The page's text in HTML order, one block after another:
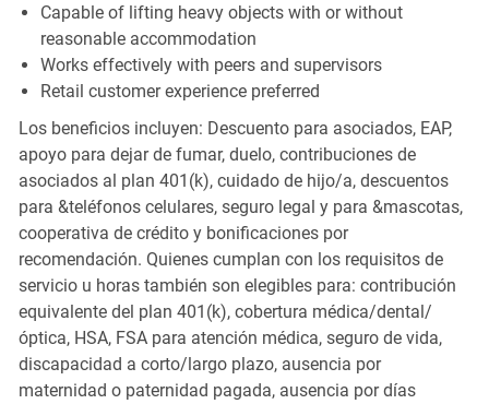
Capable of lifting heavy objects with or without
reasonable accommodation
Works effectively with peers and supervisors
Retail customer experience preferred
Los beneficios incluyen: Descuento para asociados, EAP,
apoyo para dejar de fumar, duelo, contribuciones de
asociados al plan 401(k), cuidado de hijo/a, descuentos
para &teléfonos celulares, seguro legal y para &mascotas,
cooperativa de crédito y bonificaciones por
recomendación. Quienes cumplan con los requisitos de
servicio u horas también son elegibles para: contribución
equivalente del plan 401(k), cobertura médica/dental/
óptica, HSA, FSA para atención médica, seguro de vida,
discapacidad a corto/largo plazo, ausencia por
maternidad o paternidad pagada, ausencia por días